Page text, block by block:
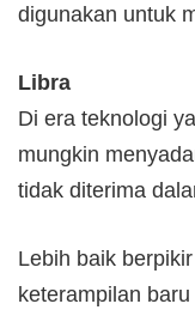
digunakan untuk
Libra
Di era teknologi
mungkin
tidak diterima
Lebih baik
keterampilan